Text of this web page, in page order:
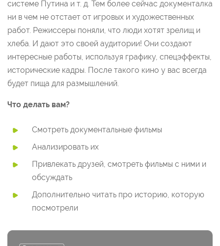
системе Путина и т. д. Тем более сейчас документалка
ни в чем не отстает от игровых и художественных
работ. Режиссеры поняли, что люди хотят зрелищ и
хлеба. И дают это своей аудитории! Они создают
интересные работы, используя графику, спецэффекты,
исторические кадры. После такого кино у вас всегда
будет пища для размышлений.
Что делать вам?
Смотреть документальные фильмы
Анализировать их
Привлекать друзей, смотреть фильмы с ними и
обсуждать
Дополнительно читать про историю, которую
посмотрели